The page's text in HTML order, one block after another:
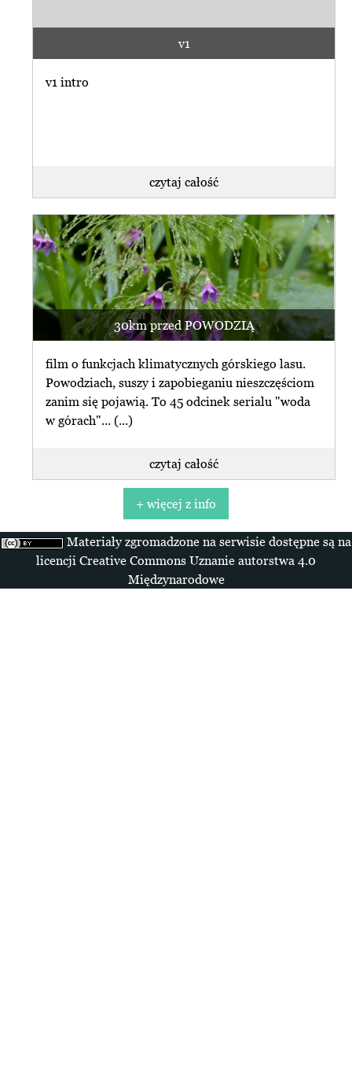
v1
v1 intro
czytaj całość
30km przed POWODZIĄ
film o funkcjach klimatycznych górskiego lasu.
Powodziach, suszy i zapobieganiu nieszczęściom
zanim się pojawią. To 45 odcinek serialu "woda
w górach"... (...)
czytaj całość
+ więcej z info
Materiały zgromadzone na serwisie dostępne są na
licencji Creative Commons Uznanie autorstwa 4.0
Międzynarodowe